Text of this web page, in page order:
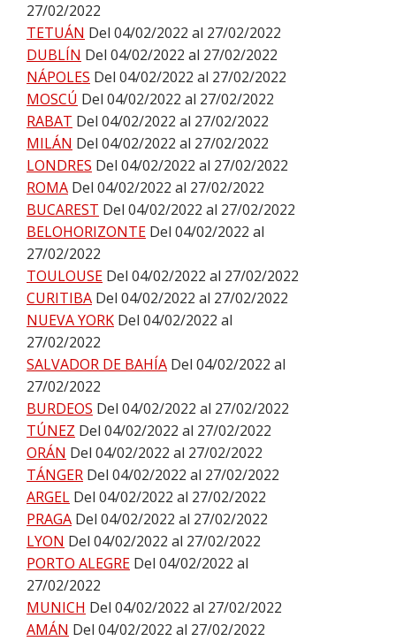
27/02/2022
TETUÁN Del 04/02/2022 al 27/02/2022
DUBLÍN Del 04/02/2022 al 27/02/2022
NÁPOLES Del 04/02/2022 al 27/02/2022
MOSCÚ Del 04/02/2022 al 27/02/2022
RABAT Del 04/02/2022 al 27/02/2022
MILÁN Del 04/02/2022 al 27/02/2022
LONDRES Del 04/02/2022 al 27/02/2022
ROMA Del 04/02/2022 al 27/02/2022
BUCAREST Del 04/02/2022 al 27/02/2022
BELOHORIZONTE Del 04/02/2022 al
27/02/2022
TOULOUSE Del 04/02/2022 al 27/02/2022
CURITIBA Del 04/02/2022 al 27/02/2022
NUEVA YORK Del 04/02/2022 al
27/02/2022
SALVADOR DE BAHÍA Del 04/02/2022 al
27/02/2022
BURDEOS Del 04/02/2022 al 27/02/2022
TÚNEZ Del 04/02/2022 al 27/02/2022
ORÁN Del 04/02/2022 al 27/02/2022
TÁNGER Del 04/02/2022 al 27/02/2022
ARGEL Del 04/02/2022 al 27/02/2022
PRAGA Del 04/02/2022 al 27/02/2022
LYON Del 04/02/2022 al 27/02/2022
PORTO ALEGRE Del 04/02/2022 al
27/02/2022
MUNICH Del 04/02/2022 al 27/02/2022
AMÁN Del 04/02/2022 al 27/02/2022